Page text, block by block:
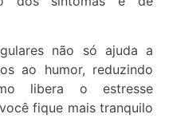
não só ajuda a
ao humor, reduzindo
libera o estresse
fique mais tranquilo